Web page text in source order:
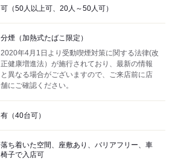
可（50人以上可、20人～50人可）
分煙（加熱式たばこ限定）
2020年4月1日より受動喫煙対策に関する法律(改
正健康増進法）が施行されており、最新の情報
と異なる場合がございますので、ご来店前に店
舗にご確認ください。
有（40台可）
落ち着いた空間、座敷あり、バリアフリー、車
椅子で入店可